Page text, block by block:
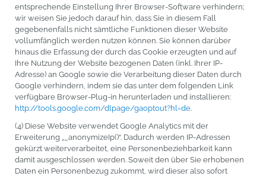
entsprechende Einstellung Ihrer Browser-Software verhindern;
wir weisen Sie jedoch darauf hin, dass Sie in diesem Fall
gegebenenfalls nicht sämtliche Funktionen dieser Website
vollumfänglich werden nutzen können. Sie können darüber
hinaus die Erfassung der durch das Cookie erzeugten und auf
Ihre Nutzung der Website bezogenen Daten (inkl. Ihrer IP-
Adresse) an Google sowie die Verarbeitung dieser Daten durch
Google verhindern, indem sie das unter dem folgenden Link
verfügbare Browser-Plug-in herunterladen und installieren:
http://tools.google.com/dlpage/gaoptout?hl=de.
(4) Diese Website verwendet Google Analytics mit der
Erweiterung „_anonymizeIp()“. Dadurch werden IP-Adressen
gekürzt weiterverarbeitet, eine Personenbeziehbarkeit kann
damit ausgeschlossen werden. Soweit den über Sie erhobenen
Daten ein Personenbezug zukommt, wird dieser also sofort